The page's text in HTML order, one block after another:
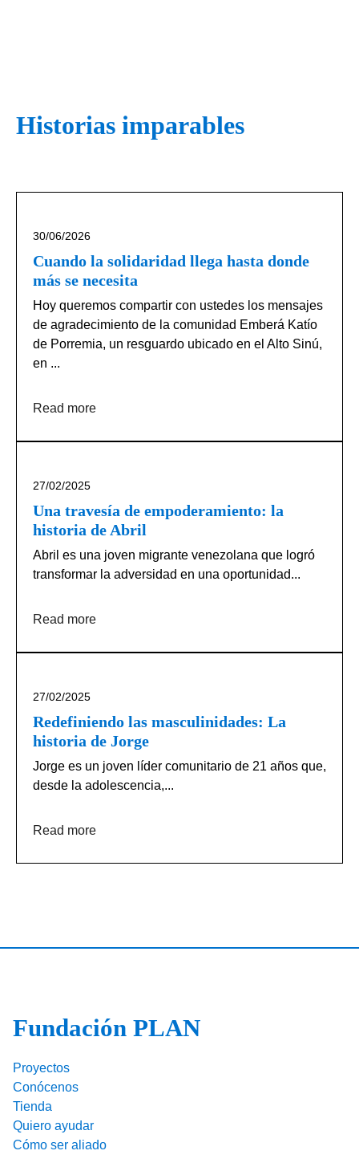
Historias imparables
30/06/2026
Cuando la solidaridad llega hasta donde
más se necesita
Hoy queremos compartir con ustedes los mensajes
de agradecimiento de la comunidad Emberá Katío
de Porremia, un resguardo ubicado en el Alto Sinú,
en ...
Read more
27/02/2025
Una travesía de empoderamiento: la
historia de Abril
Abril es una joven migrante venezolana que logró
transformar la adversidad en una oportunidad...
Read more
27/02/2025
Redefiniendo las masculinidades: La
historia de Jorge
Jorge es un joven líder comunitario de 21 años que,
desde la adolescencia,...
Read more
Fundación PLAN
Proyectos
Conócenos
Tienda
Quiero ayudar
Cómo ser aliado